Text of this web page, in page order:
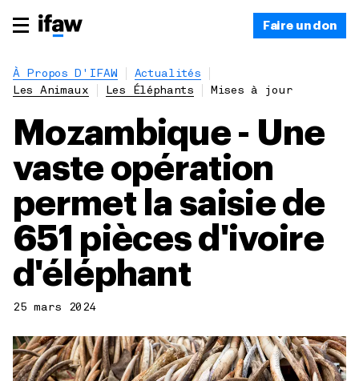
Faire un don
À Propos D'IFAW
Actualités
Les Animaux
Les Éléphants Mises à jour
Mozambique - Une
vaste opération
permet la saisie de
651 pièces d'ivoire
d'éléphant
25 mars 2024